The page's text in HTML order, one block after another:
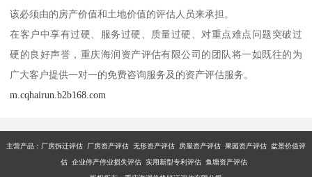
该必须由的房产价值和土地价值的评估人员来承担。
在客户中享有过硬、服务过硬、质量过硬、对重点难点问题突破过
硬的良好声誉，重庆海润资产评估有限公司的团队将一如既往的为
广大客户提供一对一的免费咨询服务及的资产评估服务。
m.cqhairun.b2b168.com
主营产品：厂房拆迁评估 厂房资产评估 无形资产评估 房屋资产评估 果园资产评估 盆景价值评
估 企业停产停业损失评估 实用新型专利评估 鱼塘资产评估